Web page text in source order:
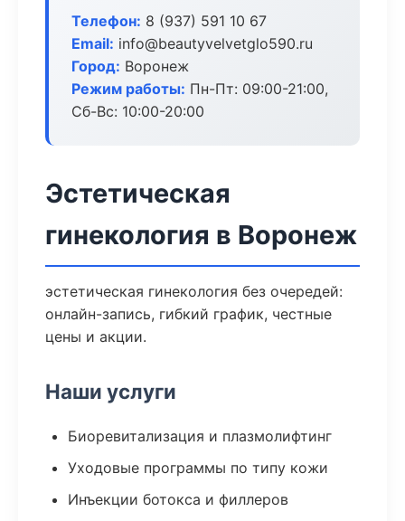
Телефон: 8 (937) 591 10 67
Email: info@beautyvelvetglo590.ru
Город: Воронеж
Режим работы: Пн-Пт: 09:00-21:00,
Сб-Вс: 10:00-20:00
Эстетическая
гинекология в Воронеж
эстетическая гинекология без очередей:
онлайн-запись, гибкий график, честные
цены и акции.
Наши услуги
Биоревитализация и плазмолифтинг
Уходовые программы по типу кожи
Инъекции ботокса и филлеров